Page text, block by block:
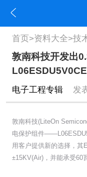
首页>资料大全>技
敦南科技开发出
电子工程专辑发表
敦南科技(LiteOn
电保护组件
用客户提供新的选择，其
±15KV(Air)，并能承受60